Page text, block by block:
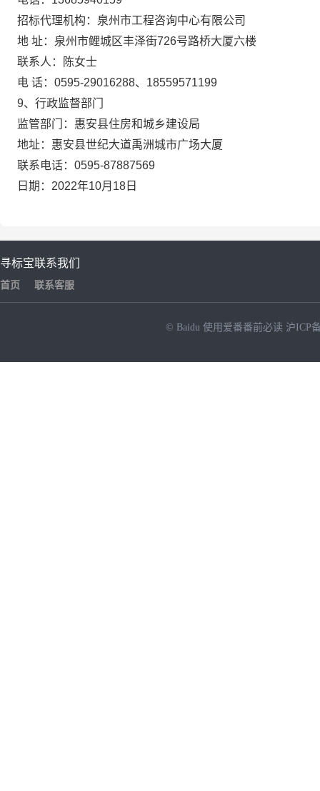
招标代理机构：泉州市工程咨询中心有限公司
地 址：泉州市鲤城区丰泽街726号路桥大厦六楼
联系人：陈女士
电 话： 0595-29016288、18559571199
9、行政监督部门
监管部门：惠安县住房和城乡建设局
地址：惠安县世纪大道禹洲城市广场大厦
联系电话： 0595-87887569
日期： 2022年10月 18 日
寻标宝
首页
联系我们
联系客服
© Baidu 使用爱番番前必读 沪ICP